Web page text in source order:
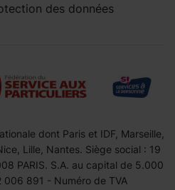
des données
dont Paris et IDF, Marseille,
Lille, Nantes. Siège social : 19
PARIS. S.A. au capital de 5.000
006 891 - Numéro de TVA